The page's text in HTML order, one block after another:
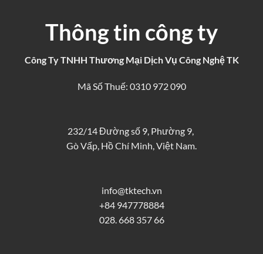
Thông tin công ty
Công Ty TNHH Thương Mại Dịch Vụ Công Nghệ TK
Mã Số Thuế: 0310 972 090
232/14 Đường số 9, Phường 9,
Gò Vấp, Hồ Chí Minh, Việt Nam.
info@tktech.vn
+84 947778884
028. 668 357 66